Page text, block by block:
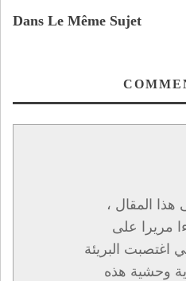
Dans Le Même Sujet
المقال ،
مريرا على
اغتصبت البريئة
وحشية هذه